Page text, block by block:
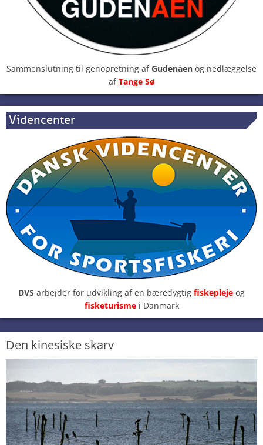
Sammenslutning til genopretning afGudenåen og nedlæggelse
afTange Sø
Videncenter
DVS arbejder for udvikling af en bæredygtig fiskepleje og
fisketurisme i Danmark
Den kinesiske skarv